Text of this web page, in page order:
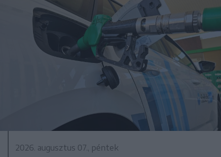
2026. augusztus 07., péntek